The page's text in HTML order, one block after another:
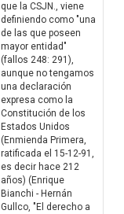
que la CSJN., viene
definiendo como "una
de las que poseen
mayor entidad"
(fallos 248: 291),
aunque no tengamos
una declaración
expresa como la
Constitución de los
Estados Unidos
(Enmienda Primera,
ratificada el 15-12-91,
es decir hace 212
años) (Enrique
Bianchi - Hernán
Gullco, "El derecho a